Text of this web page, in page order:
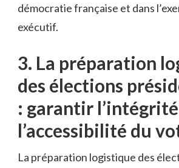
démocratie ‍française⁣ et dans
exécutif.
3. La ⁢préparation
des élections
: garantir
⁣l’accessibilité du
La préparation logistique des‌